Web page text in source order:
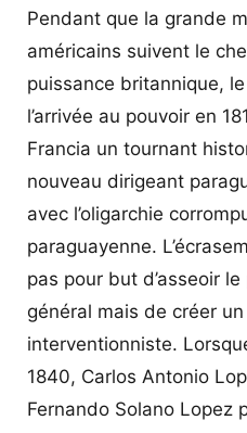
Pendant que la grande
américains suivent le
puissance britannique,
l’arrivée au pouvoir en
Francia un tournant
nouveau dirigeant
avec l’oligarchie
paraguayenne.
pas pour but d’asseoir
général mais de créer
interventionniste.
1840, Carlos Antonio
Fernando Solano Lopez